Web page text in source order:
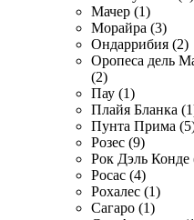
Мачер (1)
Морайра (3)
Ондаррибия (2)
Оропеса дель
(2)
Пау (1)
Плайя Бланка
Пунта Прима
Розес (9)
Рок Дэль Конде
Росас (4)
Рохалес (1)
Сагаро (1)